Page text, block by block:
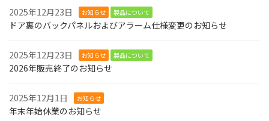
2025年12月23日 お知らせ 製品について
ドア裏のバックパネルおよびアラーム仕様変更のお知らせ
2025年12月23日 お知らせ 製品について
2026年販売終了のお知らせ
2025年12月1日 お知らせ
年末年始休業のお知らせ